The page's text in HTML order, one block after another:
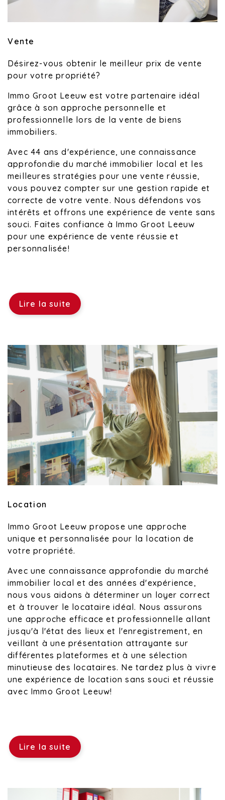
Vente
Désirez-vous obtenir le meilleur prix de vente
pour votre propriété?
Immo Groot Leeuw est votre partenaire idéal
grâce à son approche personnelle et
professionnelle lors de la vente de biens
immobiliers.
Avec 44 ans d'expérience, une connaissance
approfondie du marché immobilier local et les
meilleures stratégies pour une vente réussie,
vous pouvez compter sur une gestion rapide et
correcte de votre vente. Nous défendons vos
intérêts et offrons une expérience de vente sans
souci. Faites confiance à Immo Groot Leeuw
pour une expérience de vente réussie et
personnalisée!
Lire la suite
Location
Immo Groot Leeuw propose une approche
unique et personnalisée pour la location de
votre propriété.
Avec une connaissance approfondie du marché
immobilier local et des années d'expérience,
nous vous aidons à déterminer un loyer correct
et à trouver le locataire idéal. Nous assurons
une approche efficace et professionnelle allant
jusqu'à l'état des lieux et l'enregistrement, en
veillant à une présentation attrayante sur
différentes plateformes et à une sélection
minutieuse des locataires. Ne tardez plus à vivre
une expérience de location sans souci et réussie
avec Immo Groot Leeuw!
Lire la suite